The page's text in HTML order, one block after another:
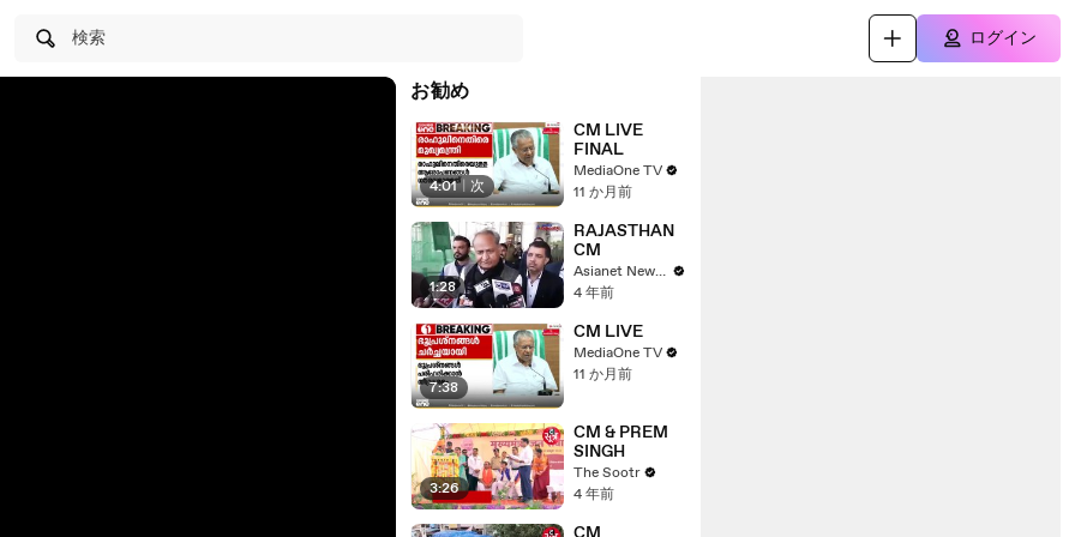
検索 ログイン
お勧め
4:01 次
CM LIVE
FINAL
MediaOne TV
11 か月前
1:28
RAJASTHAN
CM
Asianet News English
4 年前
7:38
CM LIVE
MediaOne TV
11 か月前
3:26
CM & PREM
SINGH
The Sootr
4 年前